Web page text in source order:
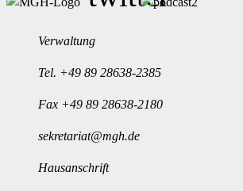
Verwaltung
Tel. +49 89 28638-2385
Fax +49 89 28638-2180
sekretariat@mgh.de
Hausanschrift